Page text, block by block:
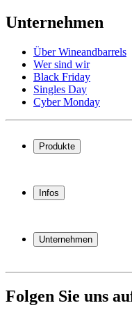
Unternehmen
Über Wineandbarrels
Wer sind wir
Black Friday
Singles Day
Cyber Monday
Produkte
Weinregal
Weinmöbel
Infos
Garantie
Bezahlung
Rückgabe
Unternehmen
Black Friday
Singles Day
Folgen Sie uns